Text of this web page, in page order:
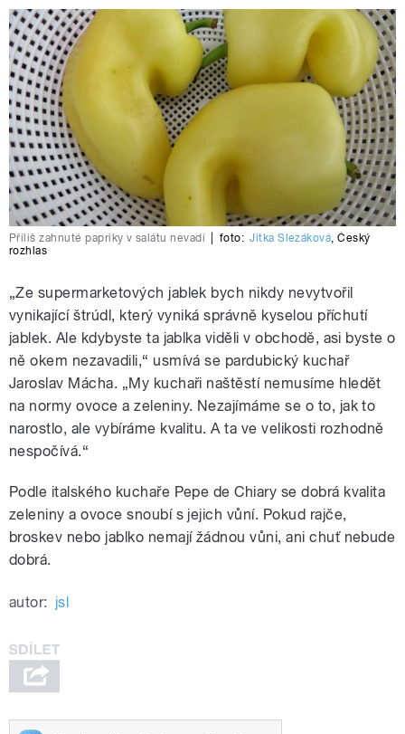
Příliš zahnuté papriky v salátu nevadí foto: Jitka Slezáková,Český
rozhlas
„Ze supermarketových jablek bych nikdy nevytvořil
vynikající štrúdl, který vyniká správně kyselou příchutí
jablek. Ale kdybyste ta jablka viděli v obchodě, asi byste o
ně okem nezavadili,“ usmívá se pardubický kuchař
Jaroslav Mácha. „My kuchaři naštěstí nemusíme hledět
na normy ovoce a zeleniny. Nezajímáme se o to, jak to
narostlo, ale vybíráme kvalitu. A ta ve velikosti rozhodně
nespočívá.“
Podle italského kuchaře Pepe de Chiary se dobrá kvalita
zeleniny a ovoce snoubí s jejich vůní. Pokud rajče,
broskev nebo jablko nemají žádnou vůni, ani chuť nebude
dobrá.
autor: jsl